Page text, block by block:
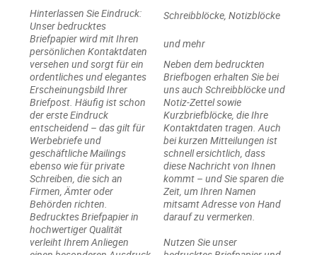
Hinterlassen Sie Eindruck:
Unser bedrucktes
Briefpapier wird mit Ihren
persönlichen Kontaktdaten
versehen und sorgt für ein
ordentliches und elegantes
Erscheinungsbild Ihrer
Briefpost. Häufig ist schon
der erste Eindruck
entscheidend – das gilt für
Werbebriefe und
geschäftliche Mailings
ebenso wie für private
Schreiben, die sich an
Firmen, Ämter oder
Behörden richten.
Bedrucktes Briefpapier in
hochwertiger Qualität
verleiht Ihrem Anliegen
Schreibblöcke, Notizblöcke
und mehr
Neben dem bedruckten
Briefbogen erhalten Sie bei
uns auch Schreibblöcke und
Notiz-Zettel sowie
Kurzbriefblöcke, die Ihre
Kontaktdaten tragen. Auch
bei kurzen Mitteilungen ist
schnell ersichtlich, dass
diese Nachricht von Ihnen
kommt – und Sie sparen die
Zeit, um Ihren Namen
mitsamt Adresse von Hand
darauf zu vermerken.
Nutzen Sie unser